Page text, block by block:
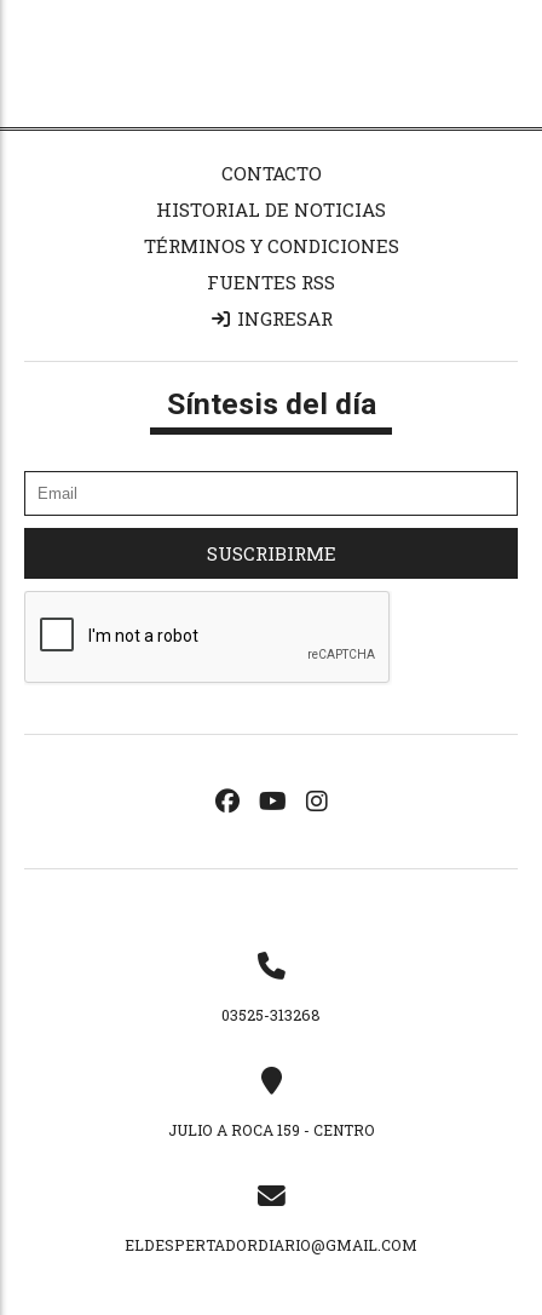
CONTACTO
HISTORIAL DE NOTICIAS
TÉRMINOS Y CONDICIONES
FUENTES RSS
INGRESAR
Síntesis del día
SUSCRIBIRME
03525-313268
JULIO A ROCA 159 - CENTRO
ELDESPERTADORDIARIO@GMAIL.COM